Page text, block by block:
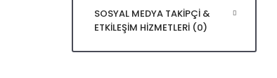
SOSYAL MEDYA TAKİPÇİ &
ETKİLEŞİM HİZMETLERİ (0)